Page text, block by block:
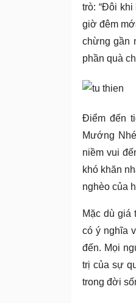
trò: “Đôi
giờ đêm
chừng gần
phần quà
Điểm đến
Mướng
niềm vui
khó khăn
nghèo của
Mặc dù giá
có ý ‎nghĩa
đến. Mọi
trị của sự
trong đời